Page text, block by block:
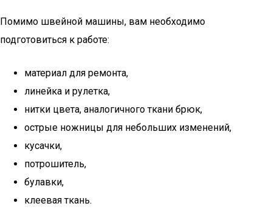
Помимо швейной машины, вам необходимо
подготовиться к работе:
материал для ремонта,
линейка и рулетка,
нитки цвета, аналогичного ткани брюк,
острые ножницы для небольших изменений,
кусачки,
потрошитель,
булавки,
клеевая ткань.